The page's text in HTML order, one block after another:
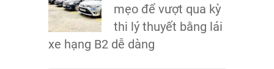
mẹo để vượt qua kỳ
thi lý thuyết bằng lái
xe hạng B2 dễ dàng